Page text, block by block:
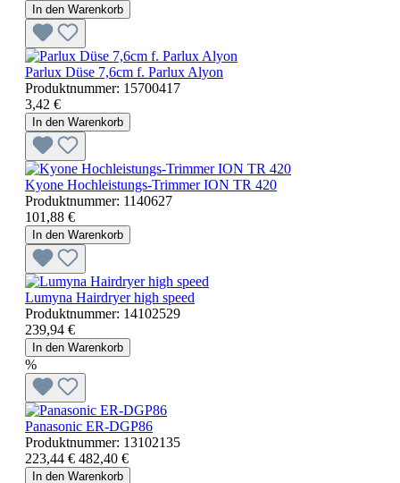
In den Warenkorb
Parlux Düse 7,6cm f. Parlux Alyon
Produktnummer: 15700417
3,42 €
In den Warenkorb
Kyone Hochleistungs-Trimmer ION TR 420
Produktnummer: 1140627
101,88 €
In den Warenkorb
Lumyna Hairdryer high speed
Produktnummer: 14102529
239,94 €
In den Warenkorb
%
Panasonic ER-DGP86
Produktnummer: 13102135
223,44 € 482,40 €
In den Warenkorb